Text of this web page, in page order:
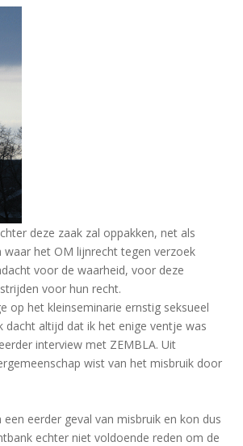
deze zaak zal oppakken, net als
het OM lijnrecht tegen verzoek
voor de waarheid, voor deze
voor hun recht.
op het kleinseminarie ernstig seksueel
dacht altijd dat ik het enige ventje was
interview met ZEMBLA. Uit
wist van het misbruik door
eerder geval van misbruik en kon dus
echter niet voldoende reden om de